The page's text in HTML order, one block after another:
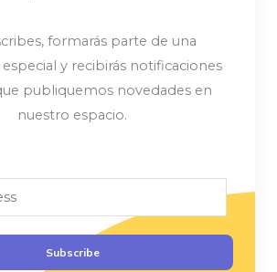
formarás parte de una
y recibirás notificaciones
publiquemos novedades en
nuestro espacio.
Subscribe